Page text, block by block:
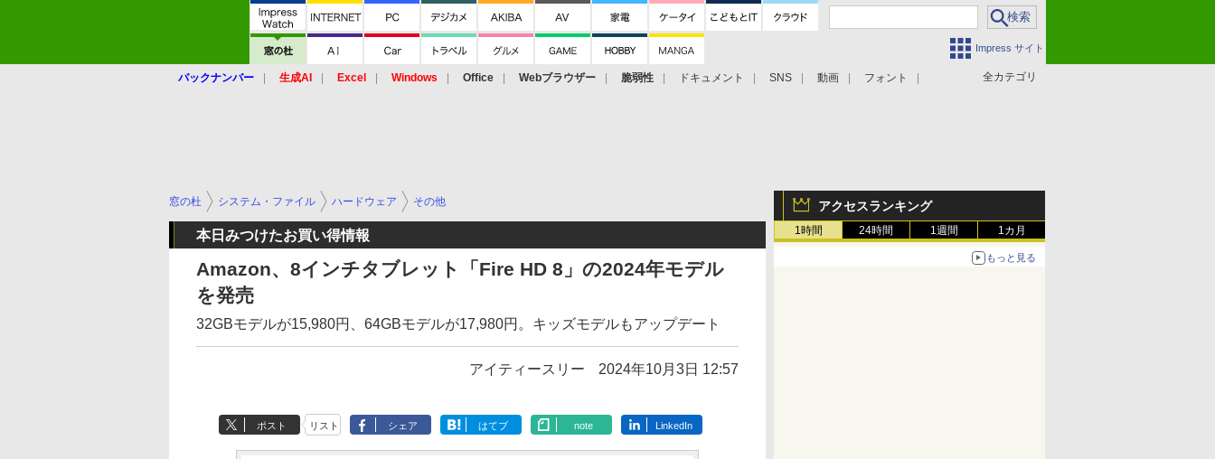
Impress サイト
全カテゴリ
バックナンバー 生成AI Excel Windows Office Webブラウザー 脆弱性 ドキュメント SNS 動画 フォント
アクセスランキング
1時間 24時間 1週間 1カ月
もっと見る
窓の杜 システム・ファイル ハードウェア その他
本日みつけたお買い得情報
Amazon、8インチタブレット「Fire HD 8」の2024年モデル
を発売
32GBモデルが15,980円、64GBモデルが17,980円。キッズモデルもアップデート
アイティースリー 2024年10月3日 12:57
ポスト リスト シェア はてブ note LinkedIn